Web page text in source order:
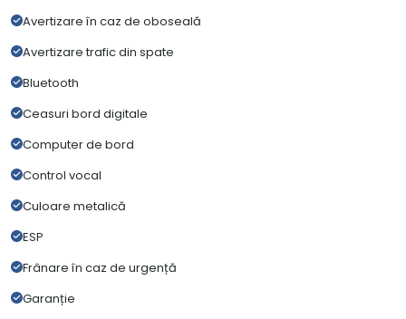
Avertizare în caz de oboseală
Avertizare trafic din spate
Bluetooth
Ceasuri bord digitale
Computer de bord
Control vocal
Culoare metalică
ESP
Frânare în caz de urgență
Garanție